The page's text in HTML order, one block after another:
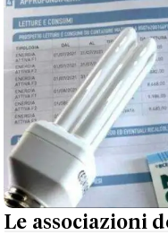
Le associazioni